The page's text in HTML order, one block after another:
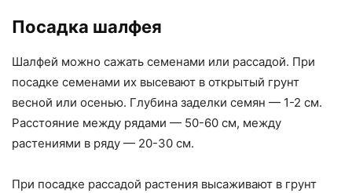
Посадка шалфея
Шалфей можно сажать семенами или рассадой. При
посадке семенами их высевают в открытый грунт
весной или осенью. Глубина заделки семян — 1-2 см.
Расстояние между рядами — 50-60 см, между
растениями в ряду — 20-30 см.
При посадке рассадой растения высаживают в грунт